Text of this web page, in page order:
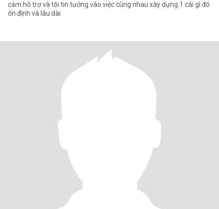
cảm hỗ trợ và tôi tin tưởng vào việc cùng nhau xây dựng 1 cái gì đó
ổn định và lâu dài